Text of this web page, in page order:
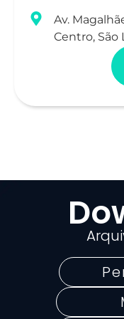
Av.
Centro, São